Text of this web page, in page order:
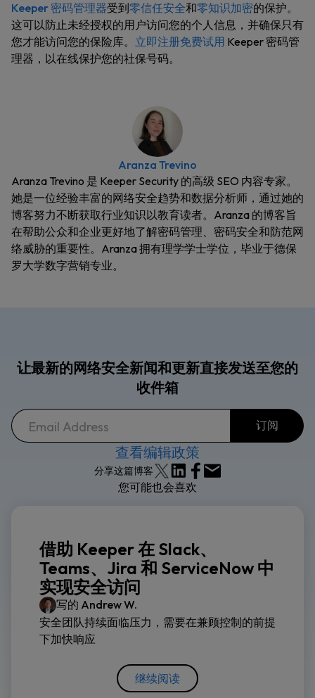
Keeper 密码管理器受到零信任安全和零知识加密的保护。
这可以防止未经授权的用户访问您的个人信息，并确保只有
您才能访问您的保险库。 立即注册免费试用 Keeper 密码管
理器，以在线保护您的社保号码。
Aranza Trevino
Aranza Trevino 是 Keeper Security 的高级 SEO 内容专家。
她是一位经验丰富的网络安全趋势和数据分析师，通过她的
博客努力不断获取行业知识以教育读者。Aranza 的博客旨
在帮助公众和企业更好地了解密码管理、密码安全和防范网
络威胁的重要性。Aranza 拥有理学学士学位，毕业于德保
罗大学数字营销专业。
让最新的网络安全新闻和更新直接发送至您的
收件箱
查看编辑政策
分享这篇博客
您可能也会喜欢
借助 Keeper 在 Slack、
Teams、Jira 和 ServiceNow 中
实现安全访问
写的 Andrew W.
安全团队持续面临压力，需要在兼顾控制的前提
下加快响应
继续阅读